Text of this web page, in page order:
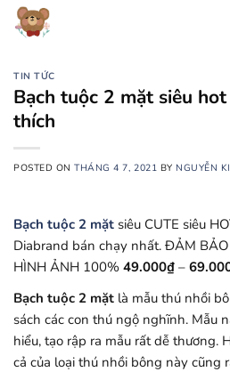
Chuyển
đến
dungTIN TỨC
Bạch tuộc 2 mặt siêu
thích
POSTED ONTHÁNG 4 7, 2021 BY NGUYỄN
Bạch tuộc 2 mặt siêu CUTE siêu
Diabrand bán chạy nhất. ĐẢM
HÌNH ẢNH 100% 49.000₫ –
Bạch tuộc 2 mặt là mẫu thú nhồi
sách các con thú ngộ nghĩnh. Mẫu
hiểu, tạo rập ra mẫu rất dễ thương.
cả của loại thú nhồi bông này cũng